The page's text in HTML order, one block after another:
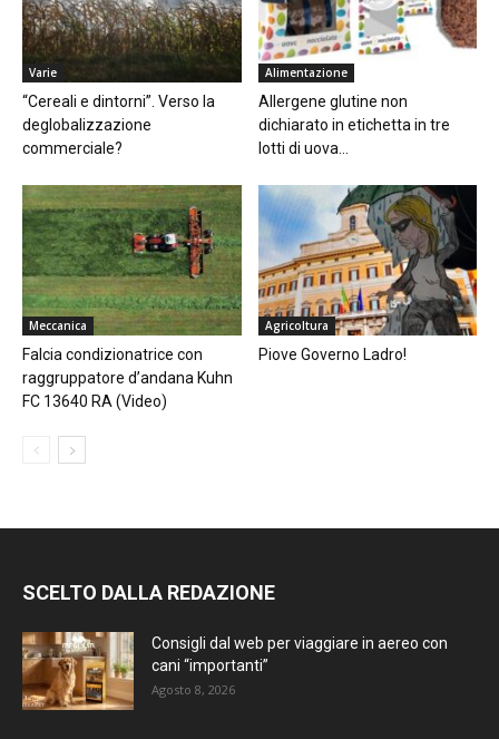
Varie
“Cereali e dintorni”. Verso la
deglobalizzazione
commerciale?
Alimentazione
Allergene glutine non
dichiarato in etichetta in tre
lotti di uova...
Meccanica
Falcia condizionatrice con
raggruppatore d’andana Kuhn
FC 13640 RA (Video)
Agricoltura
Piove Governo Ladro!
SCELTO DALLA REDAZIONE
Consigli dal web per viaggiare in aereo con
cani “importanti”
Agosto 8, 2026